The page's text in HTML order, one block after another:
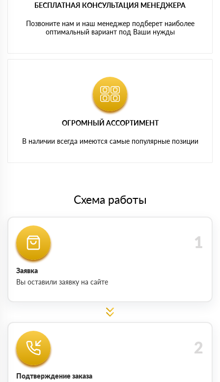
БЕСПЛАТНАЯ КОНСУЛЬТАЦИЯ МЕНЕДЖЕРА
Позвоните нам и наш менеджер подберет наиболее
оптимальный вариант под Ваши нужды
ОГРОМНЫЙ АССОРТИМЕНТ
В наличии всегда имеются самые популярные позиции
Схема работы
Заявка
Вы оставили заявку на сайте
Подтверждение заказа